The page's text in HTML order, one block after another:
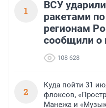
1
ВСУ
ракетами
регионам
сообщили о
108 628
2
Куда пойти 31
флоксов,
Манежа и